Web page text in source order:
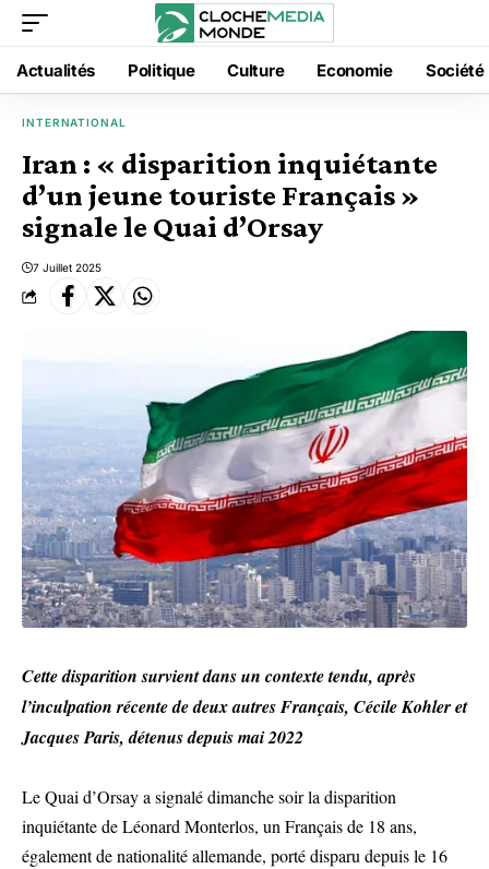
Actualités Politique Culture Economie Société
INTERNATIONAL
Iran : « disparition inquiétante
d’un jeune touriste Français »
signale le Quai d’Orsay
7 Juillet 2025
Cette disparition survient dans un contexte tendu, après
l’inculpation récente de deux autres Français, Cécile Kohler et
Jacques Paris, détenus depuis mai 2022
Le Quai d’Orsay a signalé dimanche soir la disparition
inquiétante de Léonard Monterlos, un Français de 18 ans,
également de nationalité allemande, porté disparu depuis le 16